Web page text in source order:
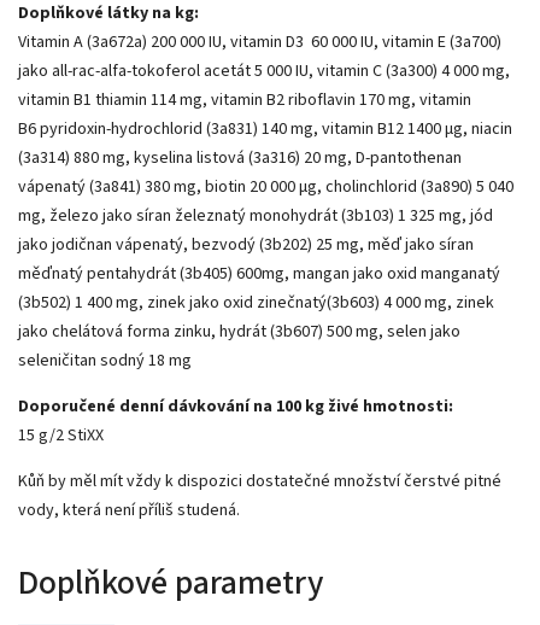
Doplňkové látky na kg:
Vitamin A (3a672a) 200 000 IU, vitamin D3 60 000 IU, vitamin E (3a700)
jako all-rac-alfa-tokoferol acetát 5 000 IU, vitamin C (3a300) 4 000 mg,
vitamin B1 thiamin 114 mg, vitamin B2 riboflavin 170 mg, vitamin
B6 pyridoxin-hydrochlorid (3a831) 140 mg, vitamin B12 1400 µg, niacin
(3a314) 880 mg, kyselina listová (3a316) 20 mg, D-pantothenan
vápenatý (3a841) 380 mg, biotin 20 000 µg, cholinchlorid (3a890) 5 040
mg, železo jako síran železnatý monohydrát (3b103) 1 325 mg, jód
jako jodičnan vápenatý, bezvodý (3b202) 25 mg, měď jako síran
měďnatý pentahydrát (3b405) 600mg, mangan jako oxid manganatý
(3b502) 1 400 mg, zinek jako oxid zinečnatý(3b603) 4 000 mg, zinek
jako chelátová forma zinku, hydrát (3b607) 500 mg, selen jako
seleničitan sodný 18 mg
Doporučené denní dávkování na 100 kg živé hmotnosti:
15 g/2 StiXX
Kůň by měl mít vždy k dispozici dostatečné množství čerstvé pitné
vody, která není příliš studená.
Doplňkové parametry